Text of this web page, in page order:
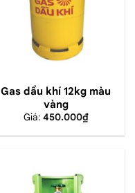
Gas dầu khí 12kg màu
vàng
Giá: 450.000₫